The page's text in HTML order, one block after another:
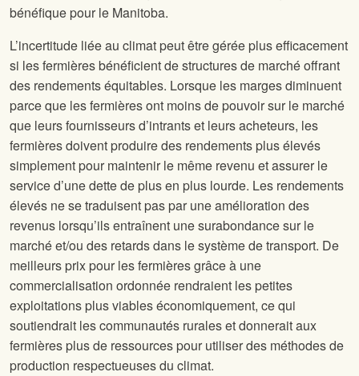
bénéfique pour le Manitoba.
L’incertitude liée au climat peut être gérée plus efficacement
si les fermières bénéficient de structures de marché offrant
des rendements équitables. Lorsque les marges diminuent
parce que les fermières ont moins de pouvoir sur le marché
que leurs fournisseurs d’intrants et leurs acheteurs, les
fermières doivent produire des rendements plus élevés
simplement pour maintenir le même revenu et assurer le
service d’une dette de plus en plus lourde. Les rendements
élevés ne se traduisent pas par une amélioration des
revenus lorsqu’ils entraînent une surabondance sur le
marché et/ou des retards dans le système de transport. De
meilleurs prix pour les fermières grâce à une
commercialisation ordonnée rendraient les petites
exploitations plus viables économiquement, ce qui
soutiendrait les communautés rurales et donnerait aux
fermières plus de ressources pour utiliser des méthodes de
production respectueuses du climat.